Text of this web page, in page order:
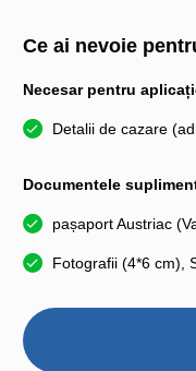
Ce ai nevoie
Necesar pentru
Detalii de cazare
Documentele
pașaport Austriac
Fotografii (4*6 cm),